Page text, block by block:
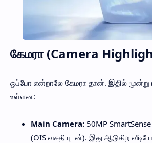
கேமரா (Camera
ஒப்போ என்றாலே கேமரா தான். இதில் மூன்று
உள்ளன:
Main Camera: 50MP
(OIS வசதியுடன்). இது ஆடுகிற